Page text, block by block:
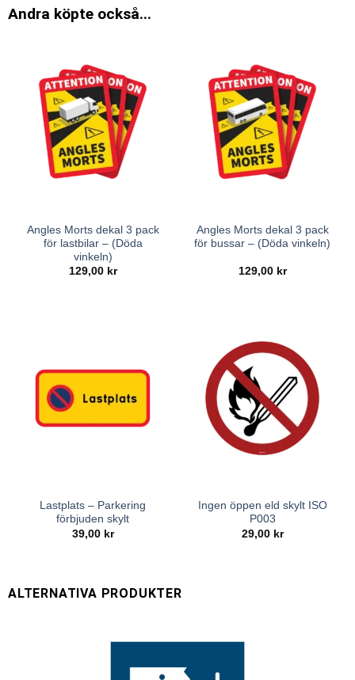
Andra köpte också...
Angles Morts dekal 3 pack
för lastbilar – (Döda
vinkeln)
129,00 kr
Angles Morts dekal 3 pack
för bussar – (Döda vinkeln)
129,00 kr
Lastplats – Parkering
förbjuden skylt
39,00 kr
Ingen öppen eld skylt ISO
P003
29,00 kr